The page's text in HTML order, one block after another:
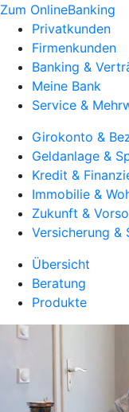
Zum OnlineBanking
Privatkunden
Firmenkunden
Banking &
Meine Bank
Service &
Girokonto &
Geldanlage &
Kredit &
Immobilie &
Zukunft &
Versicherung &
Übersicht
Beratung
Produkte